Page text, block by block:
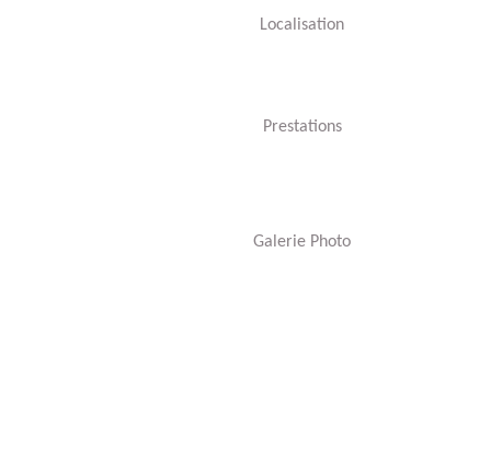
Localisation
Prestations
Galerie Photo